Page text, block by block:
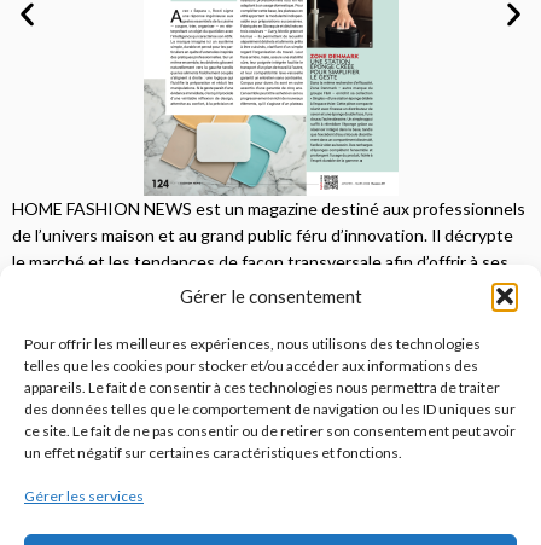
Gérer le consentement
Pour offrir les meilleures expériences, nous utilisons des technologies
telles que les cookies pour stocker et/ou accéder aux informations des
appareils. Le fait de consentir à ces technologies nous permettra de traiter
des données telles que le comportement de navigation ou les ID uniques sur
ce site. Le fait de ne pas consentir ou de retirer son consentement peut avoir
un effet négatif sur certaines caractéristiques et fonctions.
Gérer les services
HOME FASHION NEWS est un magazine destiné aux professionnels
de l’univers maison et au grand public féru d’innovation. Il décrypte
le marché et les tendances de façon transversale afin d’offrir à ses
lecteurs une vision complète.
JE M'ABONNE
© 2026Home Fashion News